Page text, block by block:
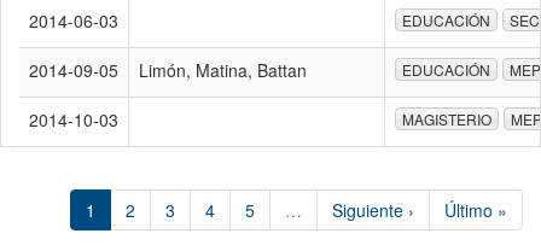
2014-06-03 EDUCACIÓN SEC
2014-09-05 Limón, Matina, Battan EDUCACIÓN MEP
2014-10-03 MAGISTERIO MEP
1 2 3 4 5 … Siguiente › Último »